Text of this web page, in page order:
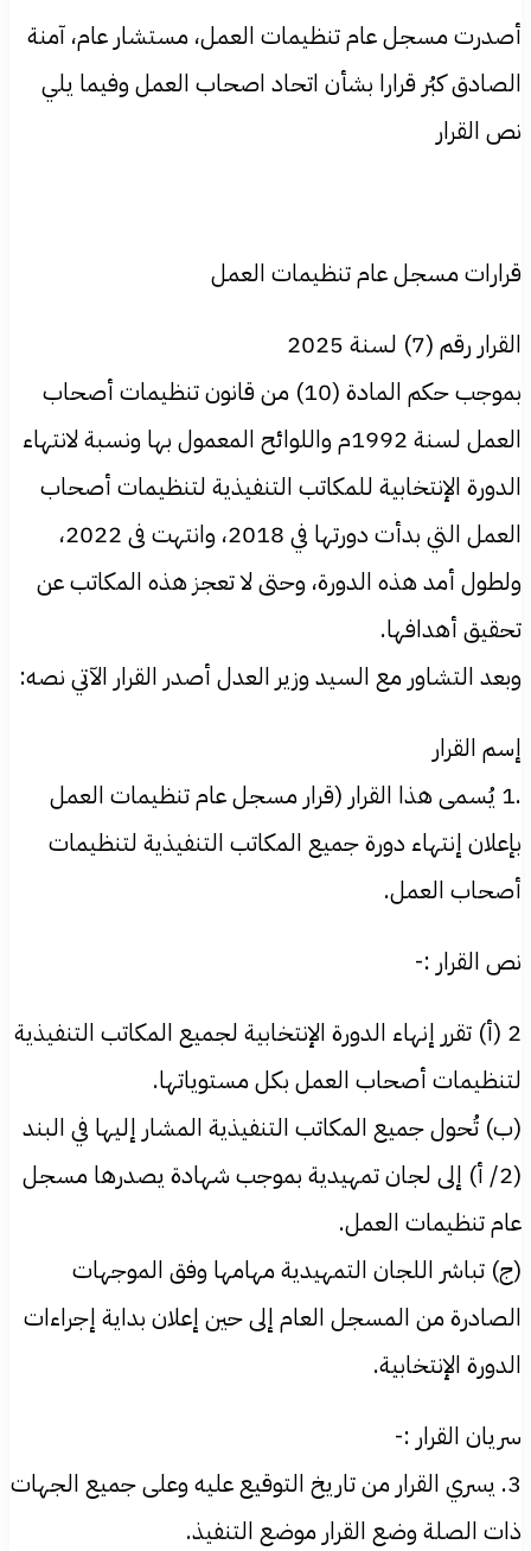
أصدرت مسجل عام تنظيمات العمل، مستشار عام، آمنة
الصادق كبُر قرارا بشأن اتحاد اصحاب العمل وفيما يلي
نص القرار
قرارات مسجل عام تنظيمات العمل
القرار رقم (7) لسنة 2025
بموجب حكم المادة (10) من قانون تنظيمات أصحاب
العمل لسنة 1992م واللوائح المعمول بها ونسبة لانتهاء
الدورة الإنتخابية للمكاتب التنفيذية لتنظيمات أصحاب
العمل التي بدأت دورتها في 2018، وانتهت فى 2022،
ولطول أمد هذه الدورة، وحتى لا تعجز هذه المكاتب عن
تحقيق أهدافها.
وبعد التشاور مع السيد وزير العدل أصدر القرار الآتي نصه:
إسم القرار
.1 يُسمى هذا القرار (قرار مسجل عام تنظيمات العمل
بإعلان إنتهاء دورة جميع المكاتب التنفيذية لتنظيمات
أصحاب العمل.
نص القرار :-
2 (أ) تقرر إنهاء الدورة الإنتخابية لجميع المكاتب التنفيذية
لتنظيمات أصحاب العمل بكل مستوياتها.
(ب) تُحول جميع المكاتب التنفيذية المشار إليها في البند
(2/ أ) إلى لجان تمهيدية بموجب شهادة يصدرها مسجل
عام تنظيمات العمل.
(ج) تباشر اللجان التمهيدية مهامها وفق الموجهات
الصادرة من المسجل العام إلى حين إعلان بداية إجراءات
الدورة الإنتخابية.
سريان القرار :-
3. يسري القرار من تاريخ التوقيع عليه وعلى جميع الجهات
ذات الصلة وضع القرار موضع التنفيذ.